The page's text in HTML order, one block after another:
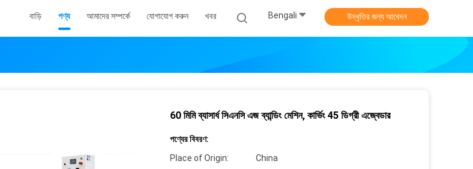
বাড়ি পণ্য আমাদের সম্পর্কে যোগাযোগ করুন খবর Bengali উদ্ধৃতির জন্য আবেদন
60 মিমি ব্যাসার্ধ সিএনসি এজ ব্যান্ডিং মেশিন, কার্ভিং 45 ডিগ্রী এজ্বেডার
পণ্যের বিবরণ:
Place of Origin:
China